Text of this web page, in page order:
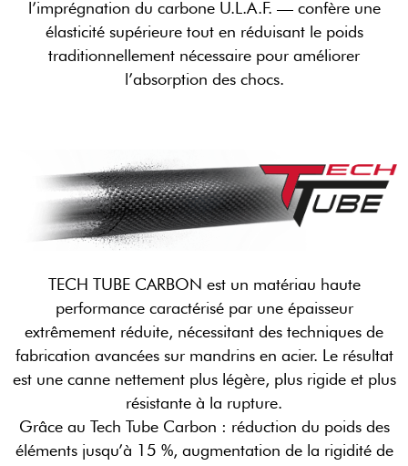
l’imprégnation du carbone U.L.A.F. — confère une
élasticité supérieure tout en réduisant le poids
traditionnellement nécessaire pour améliorer
l’absorption des chocs.
TECH TUBE CARBON est un matériau haute
performance caractérisé par une épaisseur
extrêmement réduite, nécessitant des techniques de
fabrication avancées sur mandrins en acier. Le résultat
est une canne nettement plus légère, plus rigide et plus
résistante à la rupture.
Grâce au Tech Tube Carbon : réduction du poids des
éléments jusqu’à 15 %, augmentation de la rigidité de